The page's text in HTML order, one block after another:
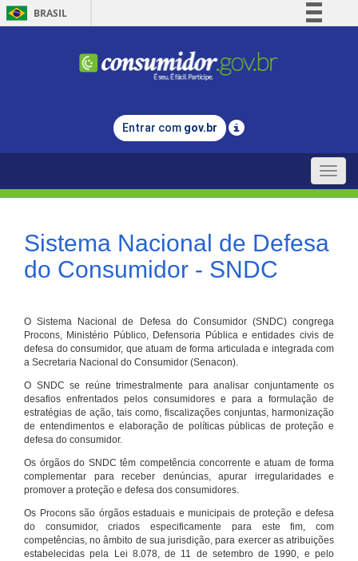
BRASIL
Comunica BR
Legislação
Entrar com gov.br
Toggle
Sistema Nacional de Defesa
do Consumidor - SNDC
O Sistema Nacional de Defesa do Consumidor (SNDC) congrega
Procons, Ministério Público, Defensoria Pública e entidades civis de
defesa do consumidor, que atuam de forma articulada e integrada com
a Secretaria Nacional do Consumidor (Senacon).
O SNDC se reúne trimestralmente para analisar conjuntamente os
desafios enfrentados pelos consumidores e para a formulação de
estratégias de ação, tais como, fiscalizações conjuntas, harmonização
de entendimentos e elaboração de políticas públicas de proteção e
defesa do consumidor.
Os órgãos do SNDC têm competência concorrente e atuam de forma
complementar para receber denúncias, apurar irregularidades e
promover a proteção e defesa dos consumidores.
Os Procons são órgãos estaduais e municipais de proteção e defesa
do consumidor, criados especificamente para este fim, com
competências, no âmbito de sua jurisdição, para exercer as atribuições
estabelecidas pela Lei 8.078, de 11 de setembro de 1990, e pelo